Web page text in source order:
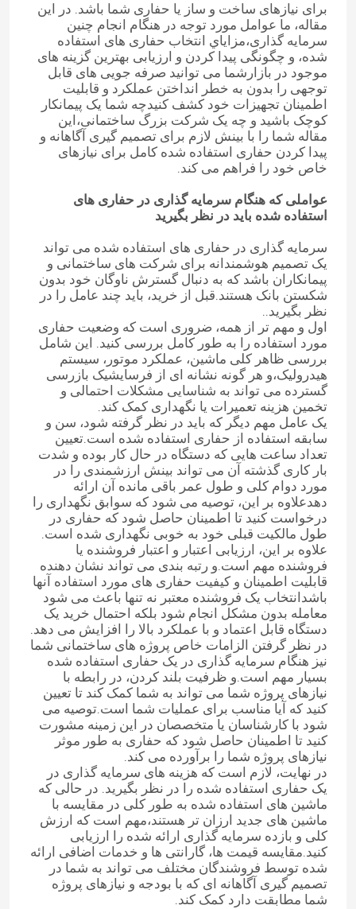
برای نیازهای ساخت و ساز یا حفاری شما باشد. در این
مقاله، ما عوامل مورد توجه در هنگام انجام چنین
سرمایه گذاری،مزاياي انتخاب حفاری های استفاده
شده، و چگونگی پیدا کردن و ارزیابی بهترین گزینه های
موجود در بازارشما می توانید صرفه جویی های قابل
توجهی را بدون به خطر انداختن عملکرد و قابلیت
اطمینان تجهیزات خود کشف کنیدچه شما یک پیمانکار
کوچک باشید و چه یک شرکت بزرگ ساختمانی،این
مقاله شما را با بینش لازم برای تصمیم گیری آگاهانه و
پیدا کردن حفاری استفاده شده کامل برای نیازهای
خاص خود را فراهم می کند.
عواملی که هنگام سرمایه گذاری در حفاری های
استفاده شده باید در نظر بگیرید
سرمایه گذاری در حفاری های استفاده شده می تواند
یک تصمیم هوشمندانه برای شرکت های ساختمانی و
پیمانکاران باشد که به دنبال گسترش ناوگان خود بدون
شکستن بانک هستند.قبل از خرید، باید چند عامل را در
نظر بگیرید..
اول و مهم تر از همه، ضروری است که وضعیت حفاری
مورد استفاده را به طور کامل بررسی کنید. این شامل
بررسی ظاهر کلی ماشین، عملکرد موتور، سیستم
هیدرولیک،و هر گونه نشانه ای از فرسایشیک بازرسی
گسترده می تواند به شناسایی مشکلات احتمالی و
تخمین هزینه تعمیرات یا نگهداری کمک کند.
یک عامل مهم دیگر که باید در نظر گرفته شود، سن و
سابقه استفاده از حفاری استفاده شده است.تعیین
تعداد ساعت هایی که دستگاه در حال کار بوده و شدت
بار کاری گذشته آن می تواند بینش ارزشمندی را در
مورد دوام کلی و طول عمر باقی مانده آن ارائه
دهدعلاوه بر این، توصیه می شود که سوابق نگهداری را
درخواست کنید تا اطمینان حاصل شود که حفاری در
طول مالکیت قبلی خود به خوبی نگهداری شده است.
علاوه بر این، ارزیابی اعتبار و اعتبار فروشنده یا
فروشنده مهم است.و رتبه بندی می تواند نشان دهنده
قابلیت اطمینان و کیفیت حفاری های مورد استفاده آنها
باشدانتخاب یک فروشنده معتبر نه تنها باعث می شود
معامله بدون مشکل انجام شود بلکه احتمال خرید یک
دستگاه قابل اعتماد و با عملکرد بالا را افزایش می دهد.
در نظر گرفتن الزامات خاص پروژه های ساختمانی شما
نیز هنگام سرمایه گذاری در یک حفاری استفاده شده
بسیار مهم است.و ظرفیت بلند کردن، در رابطه با
نیازهای پروژه شما می تواند به شما کمک کند تا تعیین
کنید که آیا مناسب برای عملیات شما است.توصیه می
شود با کارشناسان یا متخصصان در این زمینه مشورت
کنید تا اطمینان حاصل شود که حفاری به طور موثر
نیازهای پروژه شما را برآورده می کند.
در نهایت، لازم است که هزینه های سرمایه گذاری در
یک حفاری استفاده شده را در نظر بگیرید. در حالی که
ماشین های استفاده شده به طور کلی در مقایسه با
ماشین های جدید ارزان تر هستند،مهم است که ارزش
کلی و بازده سرمایه گذاری ارائه شده را ارزیابی
کنید.مقایسه قیمت ها، گارانتی ها و خدمات اضافی ارائه
شده توسط فروشندگان مختلف می تواند به شما در
تصمیم گیری آگاهانه ای که با بودجه و نیازهای پروژه
شما مطابقت دارد کمک کند.